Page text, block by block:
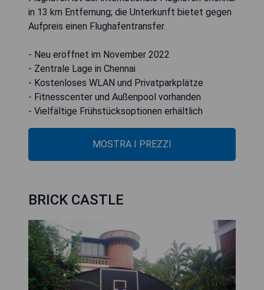
in 13 km Entfernung; die Unterkunft bietet gegen
Aufpreis einen Flughafentransfer.
- Neu eröffnet im November 2022
- Zentrale Lage in Chennai
- Kostenloses WLAN und Privatparkplätze
- Fitnesscenter und Außenpool vorhanden
- Vielfältige Frühstücksoptionen erhältlich
MOSTRA I PREZZI
BRICK CASTLE